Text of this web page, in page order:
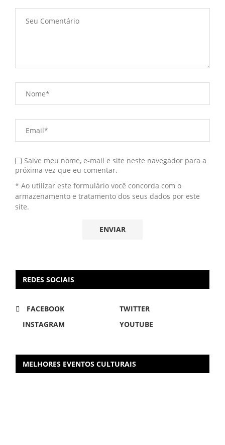
Salve meu nome, e-mail e site neste navegador para a
próxima vez que eu comentar.
* Ao utilizar este formulário você concorda com o
armazenamento e tratamento dos seus dados por este
site.
REDES SOCIAIS
FACEBOOK
TWITTER
INSTAGRAM
YOUTUBE
MELHORES EVENTOS CULTURAIS